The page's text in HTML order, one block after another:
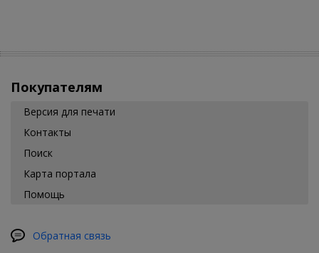
Покупателям
Версия для печати
Контакты
Поиск
Карта портала
Помощь
Обратная связь